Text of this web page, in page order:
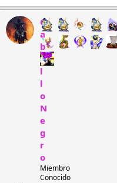
C
a
b
a
l
l
o
N
e
g
r
o
Miembro
Conocido